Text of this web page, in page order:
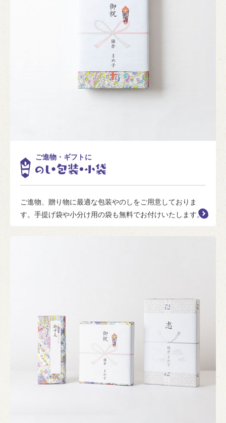
ご進物・ギフトに
ご進物、贈り物に最適な包装やのしをご用意しておりま
す。手提げ袋や小分け用の袋も無料でお付けいたします。